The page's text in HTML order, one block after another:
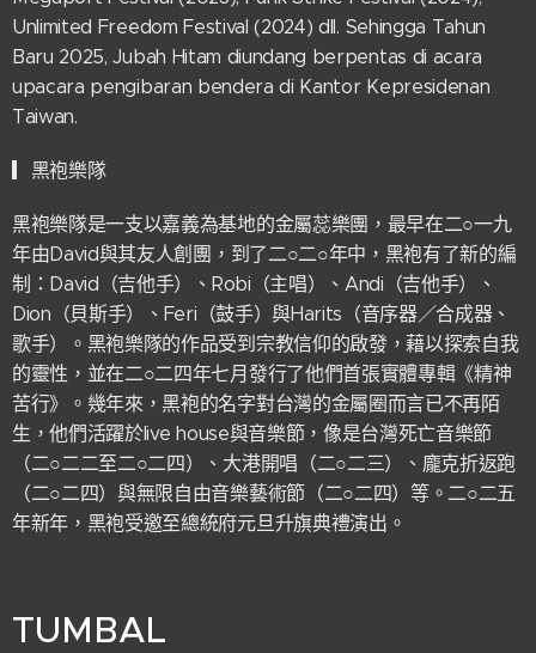
Unlimited Freedom Festival (2024) dll. Sehingga Tahun
Baru 2025, Jubah Hitam diundang berpentas di acara
upacara pengibaran bendera di Kantor Kepresidenan
Taiwan.
▎黑袍樂隊
黑袍樂隊是一支以嘉義為基地的金屬蕊樂團，最早在二○一九
年由David與其友人創團，到了二○二○年中，黑袍有了新的編
制：David（吉他手）、Robi（主唱）、Andi（吉他手）、
Dion（貝斯手）、Feri（鼓手）與Harits（音序器／合成器、
歌手）。黑袍樂隊的作品受到宗教信仰的啟發，藉以探索自我
的靈性，並在二○二四年七月發行了他們首張實體專輯《精神
苦行》。幾年來，黑袍的名字對台灣的金屬圈而言已不再陌
生，他們活躍於live house與音樂節，像是台灣死亡音樂節
（二○二二至二○二四）、大港開唱（二○二三）、龐克折返跑
（二○二四）與無限自由音樂藝術節（二○二四）等。二○二五
年新年，黑袍受邀至總統府元旦升旗典禮演出。
TUMBAL